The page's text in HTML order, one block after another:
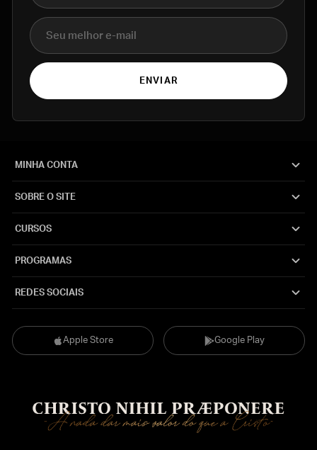
E-mail
ENVIAR
Apple Store Google Play
MINHA CONTA
SOBRE O SITE
CURSOS
PROGRAMAS
REDES SOCIAIS